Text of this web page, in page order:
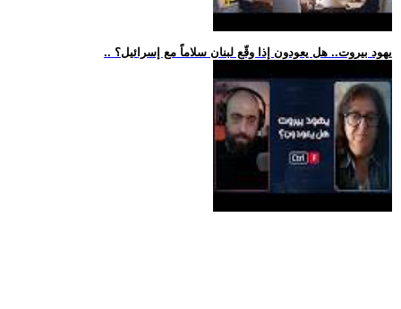
.. يهود بيروت.. هل يعودون إذا وقّع لبنان سلاماً مع إسرائيل؟